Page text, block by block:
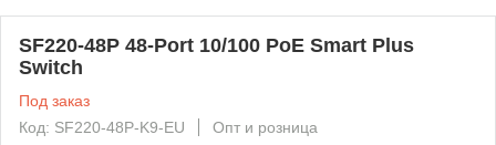
SF220-48P 48-Port 10/100 PoE Smart Plus
Switch
Под заказ
Код: SF220-48P-K9-EU
Опт и розница